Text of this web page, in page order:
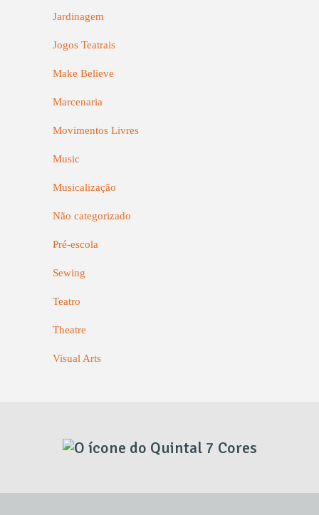
Jardinagem
Jogos Teatrais
Make Believe
Marcenaria
Movimentos Livres
Music
Musicalização
Não categorizado
Pré-escola
Sewing
Teatro
Theatre
Visual Arts